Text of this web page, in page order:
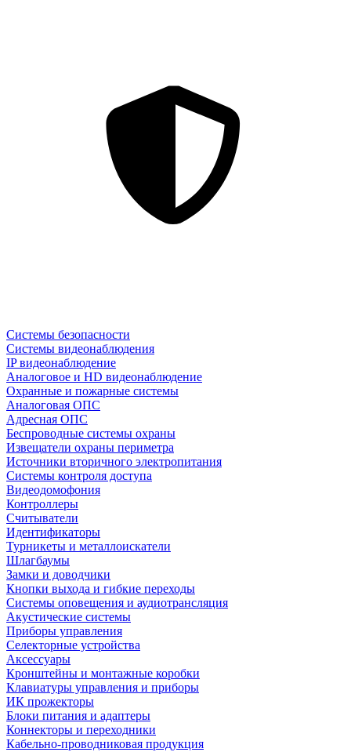
Системы безопасности
Системы видеонаблюдения
IP видеонаблюдение
Аналоговое и HD видеонаблюдение
Охранные и пожарные системы
Аналоговая ОПС
Адресная ОПС
Беспроводные системы охраны
Извещатели охраны периметра
Источники вторичного электропитания
Системы контроля доступа
Видеодомофония
Контроллеры
Считыватели
Идентификаторы
Турникеты и металлоискатели
Шлагбаумы
Замки и доводчики
Кнопки выхода и гибкие переходы
Системы оповещения и аудиотрансляция
Акустические системы
Приборы управления
Селекторные устройства
Аксессуары
Кронштейны и монтажные коробки
Клавиатуры управления и приборы
ИК прожекторы
Блоки питания и адаптеры
Коннекторы и переходники
Кабельно-проводниковая продукция